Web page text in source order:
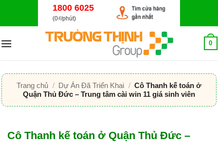
dung
1800 6025
(0₫/phút)
0
Trang chủ / Dự Án Đã Triển Khai / Cô Thanh kế toán ở
Quận Thủ Đức – Trung tâm cài win 11 giá sinh viên
Cô Thanh kế toán ở Quận Thủ Đức –